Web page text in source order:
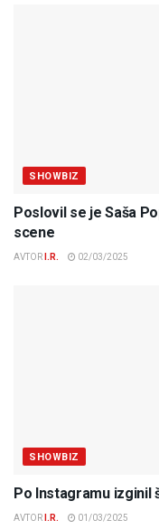
SHOWBIZ
Poslovil se je Saša
scene
AVTOR I.R. 02/03/2025
SHOWBIZ
Po Instagramu izginil
AVTOR I.R. 01/03/2025